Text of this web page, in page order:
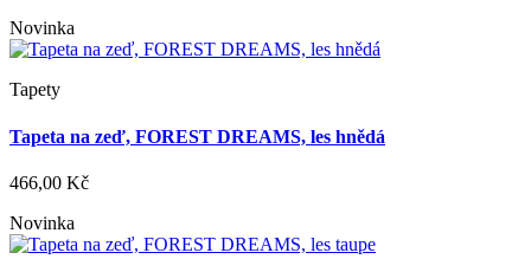
Novinka
Tapety
Tapeta na zeď, FOREST DREAMS, les hnědá
466,00 Kč
Novinka